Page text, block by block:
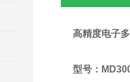
高精度电子
型号：